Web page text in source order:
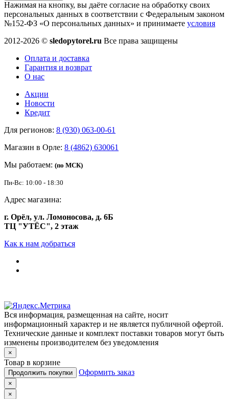
Нажимая на кнопку, вы даёте согласие на обработку своих
персональных данных в соответствии с Федеральным законом
№152-ФЗ «О персональных данных» и принимаете условия
2012-2026 © sledopytorel.ru Все права защищены
Оплата и доставка
Гарантия и возврат
О нас
Акции
Новости
Кредит
Для регионов: 8 (930) 063-00-61
Магазин в Орле: 8 (4862) 630061
Мы работаем: (по МСК)
Пн-Вс: 10:00 - 18:30
Адрес магазина:
г. Орёл, ул. Ломоносова, д. 6Б
ТЦ "УТЁС", 2 этаж
Как к нам добраться
Вся информация, размещенная на сайте, носит
информационный характер и не является публичной офертой.
Технические данные и комплект поставки товаров могут быть
изменены производителем без уведомления
×
Товар в корзине
Продолжить покупки Оформить заказ
×
×